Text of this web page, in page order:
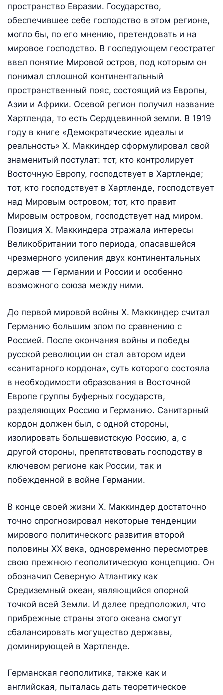
пространство Евразии. Государство,
обеспечившее себе господство в этом регионе,
могло бы, по его мнению, претендовать и на
мировое господство. В последующем геостратег
ввел понятие Мировой остров, под которым он
понимал сплошной континентальный
пространственный пояс, состоящий из Европы,
Азии и Африки. Осевой регион получил название
Хартленда, то есть Сердцевинной земли. В 1919
году в книге «Демократические идеалы и
реальность» Х. Маккиндер сформулировал свой
знаменитый постулат: тот, кто контролирует
Восточную Европу, господствует в Хартленде;
тот, кто господствует в Хартленде, господствует
над Мировым островом; тот, кто правит
Мировым островом, господствует над миром.
Позиция Х. Маккиндера отражала интересы
Великобритании того периода, опасавшейся
чрезмерного усиления двух континентальных
держав — Германии и России и особенно
возможного союза между ними.
До первой мировой войны Х. Маккиндер считал
Германию большим злом по сравнению с
Россией. После окончания войны и победы
русской революции он стал автором идеи
«санитарного кордона», суть которого состояла
в необходимости образования в Восточной
Европе группы буферных государств,
разделяющих Россию и Германию. Санитарный
кордон должен был, с одной стороны,
изолировать большевистскую Россию, а, с
другой стороны, препятствовать господству в
ключевом регионе как России, так и
побежденной в войне Германии.
В конце своей жизни Х. Маккиндер достаточно
точно спрогнозировал некоторые тенденции
мирового политического развития второй
половины XX века, одновременно пересмотрев
свою прежнюю геополитическую концепцию. Он
обозначил Северную Атлантику как
Средиземный океан, являющийся опорной
точкой всей Земли. И далее предположил, что
прибрежные страны этого океана смогут
сбалансировать могущество державы,
доминирующей в Хартленде.
Германская геополитика, также как и
английская, пыталась дать теоретическое